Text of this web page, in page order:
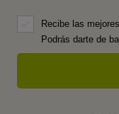
Recibe las
Podrás darte de